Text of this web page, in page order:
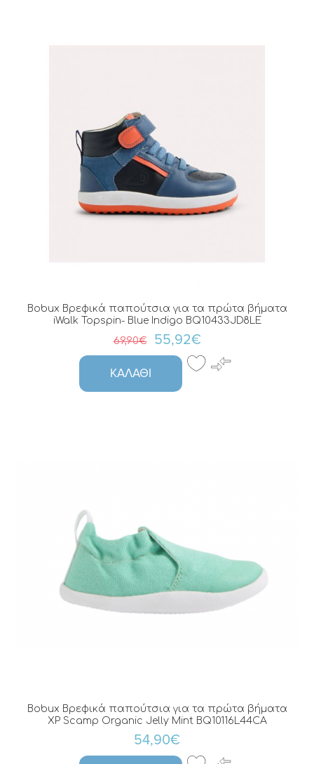
Bobux Βρεφικά παπούτσια για τα πρώτα βήματα
iWalk Topspin- Blue Indigo BQ10433JD8LE
69,90€
55,92€
ΚΑΛΆΘΙ
Bobux Βρεφικά παπούτσια για τα πρώτα βήματα
XP Scamp Organic Jelly Mint BQ10116L44CA
54,90€